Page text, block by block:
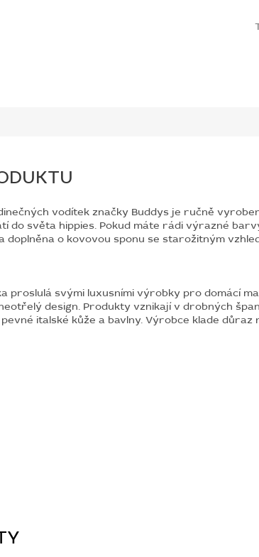
vodítek značky Buddys je ručně
do světa hippies. Pokud máte rádi výrazné
doplněna o kovovou sponu se starožitným
proslulá svými luxusními výrobky pro domácí
design. Produkty vznikají v drobných
italské kůže a bavlny. Výrobce klade